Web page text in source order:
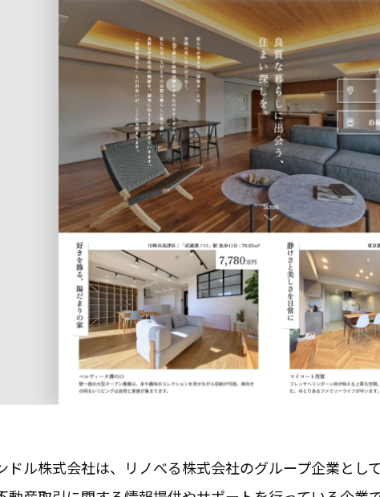
ドル株式会社は、リノべる株式会社のグループ企業とし